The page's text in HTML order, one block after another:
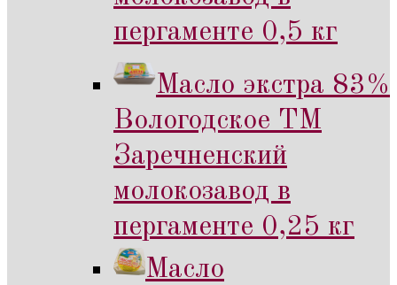
пергаменте 0,5 кг
Масло экстра 83%
Вологодское ТМ
Заречненский
молокозавод в
пергаменте 0,25 кг
Масло